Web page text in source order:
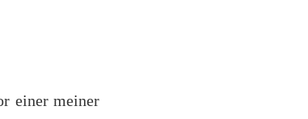
einer meiner